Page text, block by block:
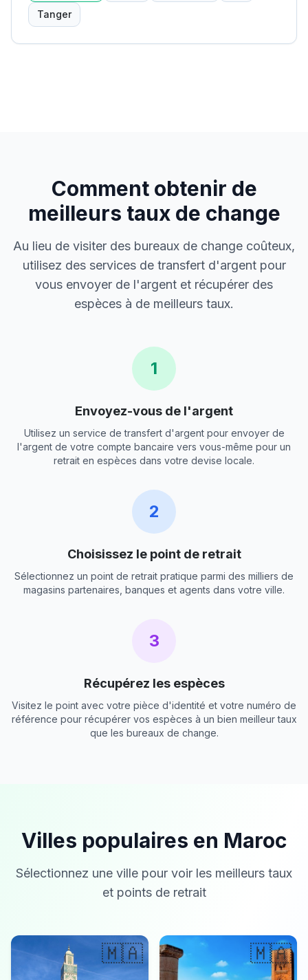
Tanger
Comment obtenir de
meilleurs taux de change
Au lieu de visiter des bureaux de change coûteux,
utilisez des services de transfert d'argent pour
vous envoyer de l'argent et récupérer des
espèces à de meilleurs taux.
1
Envoyez-vous de l'argent
Utilisez un service de transfert d'argent pour envoyer de
l'argent de votre compte bancaire vers vous-même pour un
retrait en espèces dans votre devise locale.
2
Choisissez le point de retrait
Sélectionnez un point de retrait pratique parmi des milliers de
magasins partenaires, banques et agents dans votre ville.
3
Récupérez les espèces
Visitez le point avec votre pièce d'identité et votre numéro de
référence pour récupérer vos espèces à un bien meilleur taux
que les bureaux de change.
Villes populaires en Maroc
Sélectionnez une ville pour voir les meilleurs taux
et points de retrait
🇲🇦 🇲🇦